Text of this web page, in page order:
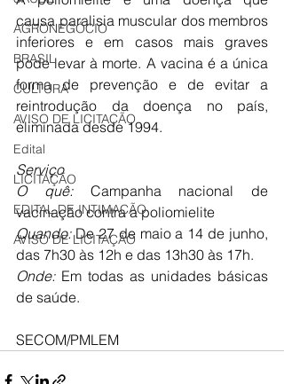
AGRONEGÓCIO
BRASIL
CULTURA
AVISO DE LICITAÇÃO
Edital
LICITAÇÃO
EDITAL DE INTIMAÇÃO
AVISO DE LICITAÇÃO
causa paralisia muscular dos membros
inferiores e em casos mais graves
pode levar à morte. A vacina é a única
forma de prevenção e de evitar a
reintrodução da doença no país,
eliminada desde 1994.
Serviço
O quê: Campanha nacional de
vacinação contra a poliomielite
Quando: De 27 de maio a 14 de junho,
das 7h30 às 12h e das 13h30 às 17h.
Onde: Em todas as unidades básicas
de saúde.
SECOM/PMLEM